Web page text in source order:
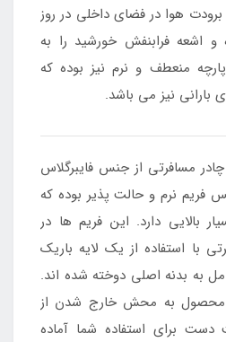
برودت هوا در فضای داخلی در روز
اشعه فرابنفش خورشید را به
منعطف و نرم نیز بوده که
بارانی نیز می باشد.
مسافرتی از جنس فایبرگلاس
فریم نرم و حالت پذیر بوده که
بالایی دارد. این فریم ها در
با استفاده از یک لایه باریک
به بدنه اصلی دوخته شده اند.
محصول به محش خارج شدن از
برای استفاده شما آماده